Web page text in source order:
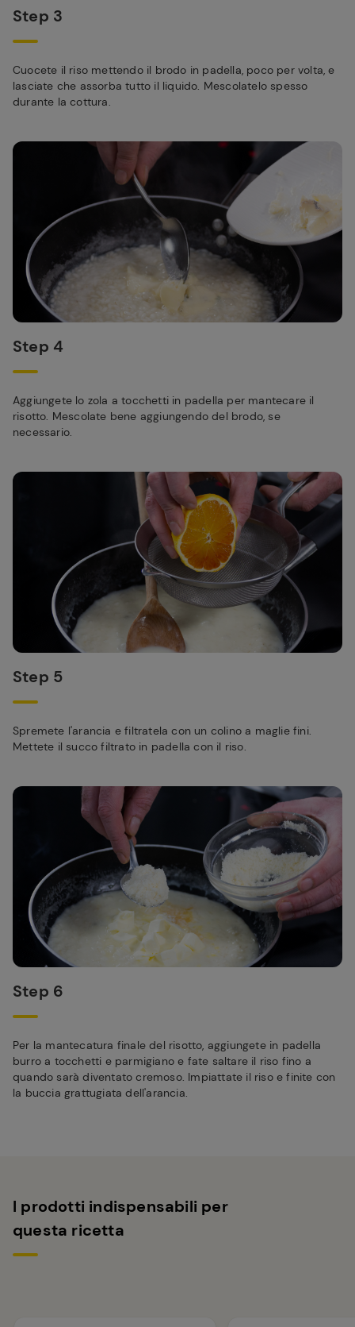
Step 3
Cuocete il riso mettendo il brodo in padella, poco per volta, e
lasciate che assorba tutto il liquido. Mescolatelo spesso
durante la cottura.
Step 4
Aggiungete lo zola a tocchetti in padella per mantecare il
risotto. Mescolate bene aggiungendo del brodo, se
necessario.
Step 5
Spremete l'arancia e filtratela con un colino a maglie fini.
Mettete il succo filtrato in padella con il riso.
Step 6
Per la mantecatura finale del risotto, aggiungete in padella
burro a tocchetti e parmigiano e fate saltare il riso fino a
quando sarà diventato cremoso. Impiattate il riso e finite con
la buccia grattugiata dell'arancia.
I prodotti indispensabili per
questa ricetta